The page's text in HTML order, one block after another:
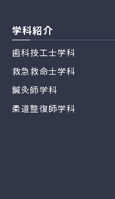
学科紹介
歯科技工士学科
救急救命士学科
鍼灸師学科
柔道整復師学科